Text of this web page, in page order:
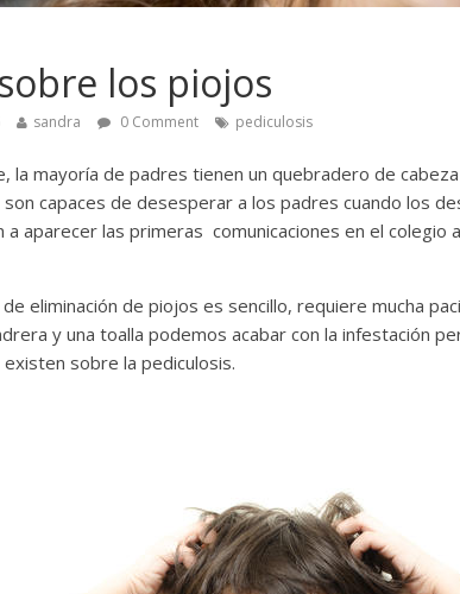
los piojos
sandra 0 Comment pediculosis
la mayoría de padres tienen un quebradero de
capaces de desesperar a los padres cuando los
a aparecer las primeras comunicaciones en el colegio
eliminación de piojos es sencillo, requiere mucha
y una toalla podemos acabar con la infestación
sobre la pediculosis.